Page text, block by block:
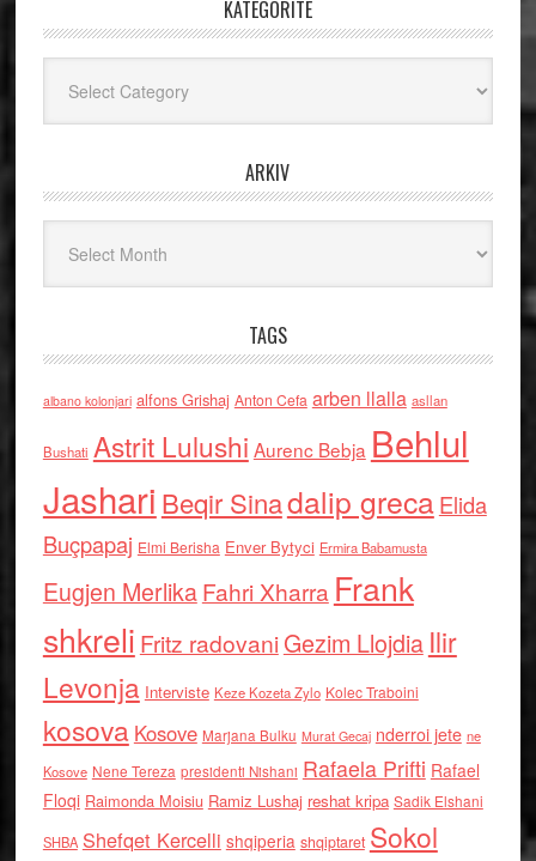
KATEGORITË
ARKIV
TAGS
albano kolonjari alfons Grishaj Anton Cefa arben llalla asllan
Bushati Astrit Lulushi Aurenc Bebja Behlul
Jashari Beqir Sinadalip grecaElida
Buçpapaj Elmi Berisha Enver Bytyci Ermira Babamusta
Eugjen MerlikaFahri Xharra Frank
shkreli Fritz radovaniGezim Llojdia Ilir
Levonja Interviste Keze Kozeta Zylo Kolec Traboini
kosova Kosove Marjana Bulku Murat Gecaj nderroi jete ne
Kosove Nene Tereza presidenti Nishani Rafaela Prifti Rafael
Floqi Raimonda Moisiu Ramiz Lushaj reshat kripa Sadik Elshani
SHBA Shefqet Kercelli shqiperia shqiptaret Sokol